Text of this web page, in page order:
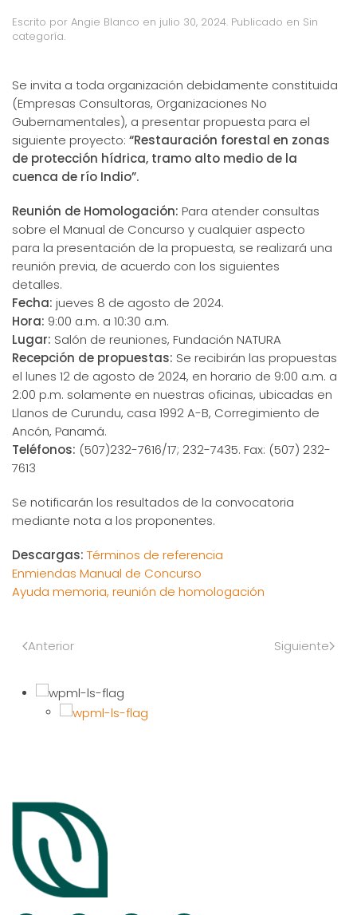
Escrito por Angie Blanco en julio 30, 2024. Publicado en Sin
categoría.
Se invita a toda organización debidamente constituida
(Empresas Consultoras, Organizaciones No
Gubernamentales), a presentar propuesta para el
siguiente proyecto: “Restauración forestal en zonas
de protección hídrica, tramo alto medio de la
cuenca de río Indio”.
Reunión de Homologación: Para atender consultas
sobre el Manual de Concurso y cualquier aspecto
para la presentación de la propuesta, se realizará una
reunión previa, de acuerdo con los siguientes
detalles.
Fecha: jueves 8 de agosto de 2024.
Hora: 9:00 a.m. a 10:30 a.m.
Lugar: Salón de reuniones, Fundación NATURA
Recepción de propuestas: Se recibirán las propuestas
el lunes 12 de agosto de 2024, en horario de 9:00 a.m. a
2:00 p.m. solamente en nuestras oficinas, ubicadas en
Llanos de Curundu, casa 1992 A-B, Corregimiento de
Ancón, Panamá.
Teléfonos: (507)232-7616/17; 232-7435. Fax: (507) 232-
7613
Se notificarán los resultados de la convocatoria
mediante nota a los proponentes.
Descargas: Términos de referencia
Enmiendas Manual de Concurso
Ayuda memoria, reunión de homologación
Anterior Siguiente